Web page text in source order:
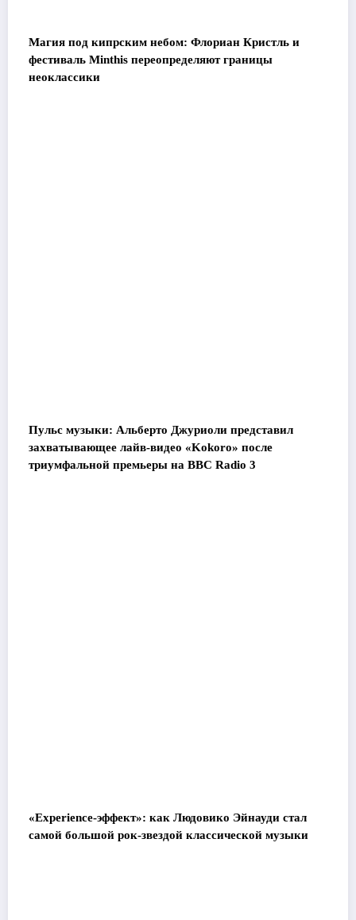
Магия под кипрским небом: Флориан Кристль и
фестиваль Minthis переопределяют границы
неоклассики
Пульс музыки: Альберто Джуриоли представил
захватывающее лайв-видео «Kokoro» после
триумфальной премьеры на BBC Radio 3
«Experience-эффект»: как Людовико Эйнауди стал
самой большой рок-звездой классической музыки